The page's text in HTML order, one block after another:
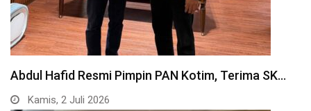
Abdul Hafid Resmi Pimpin PAN Kotim, Terima SK…
Kamis, 2 Juli 2026